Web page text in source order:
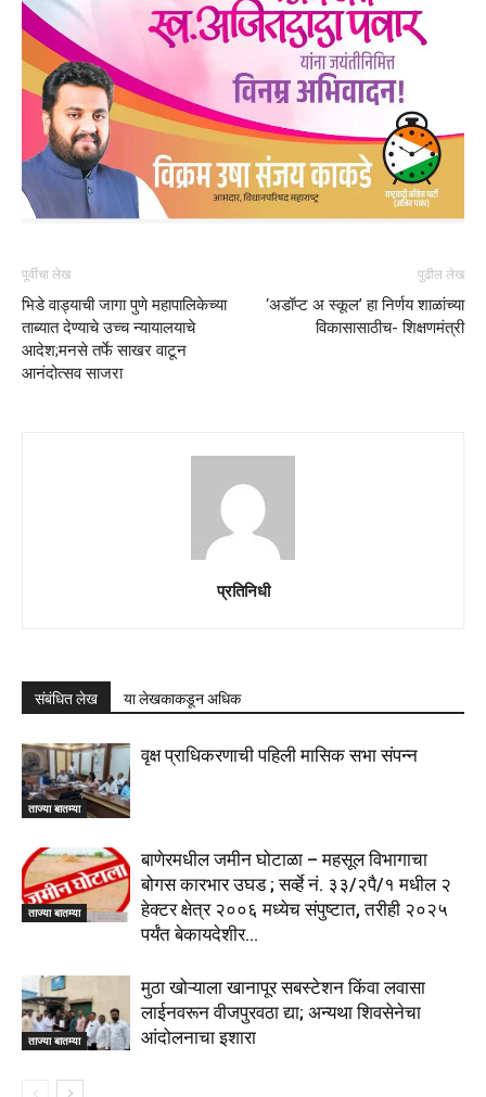
पूर्वीचा लेख
भिडे वाड्याची जागा पुणे महापालिकेच्या
ताब्यात देण्याचे उच्च न्यायालयाचे
आदेश;मनसे तर्फे साखर वाटून
आनंदोत्सव साजरा
पुढील लेख
‘अडॉप्ट अ स्कूल’ हा निर्णय शाळांच्या
विकासासाठीच- शिक्षणमंत्री
प्रतिनिधी
संबंधित लेख या लेखकाकडून अधिक
ताज्या बातम्या
वृक्ष प्राधिकरणाची पहिली मासिक सभा संपन्न
ताज्या बातम्या
बाणेरमधील जमीन घोटाळा – महसूल विभागाचा
बोगस कारभार उघड ; सर्व्हे नं. ३३/२पै/१ मधील २
हेक्टर क्षेत्र २००६ मध्येच संपुष्टात, तरीही २०२५
पर्यंत बेकायदेशीर...
ताज्या बातम्या
मुठा खोऱ्याला खानापूर सबस्टेशन किंवा लवासा
लाईनवरून वीजपुरवठा द्या; अन्यथा शिवसेनेचा
आंदोलनाचा इशारा